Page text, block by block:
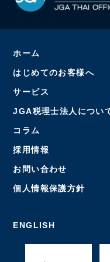
ホーム
はじめてのお客様へ
サービス
JGA税理士法人につい
コラム
採用情報
お問い合わせ
個人情報保護方針
ENGLISH